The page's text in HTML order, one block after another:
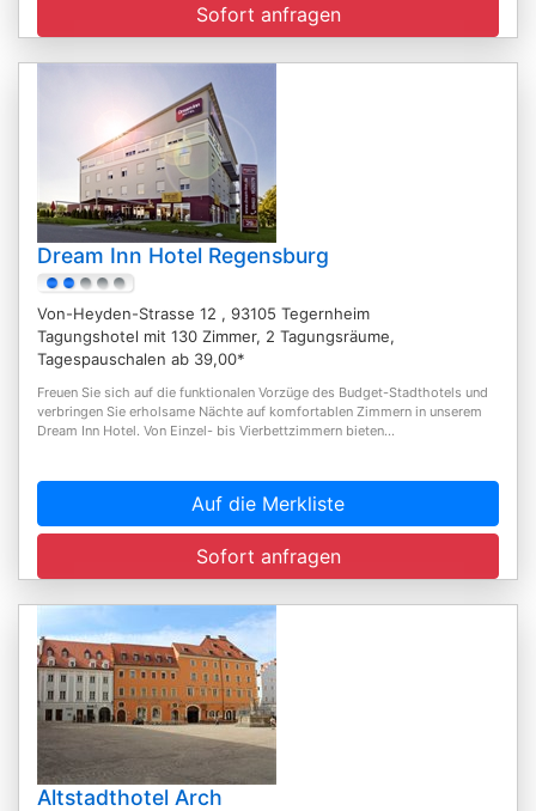
Sofort anfragen
Dream Inn Hotel Regensburg
Von-Heyden-Strasse 12 , 93105 Tegernheim
Tagungshotel mit 130 Zimmer, 2 Tagungsräume,
Tagespauschalen ab 39,00*
Freuen Sie sich auf die funktionalen Vorzüge des Budget-Stadthotels und
verbringen Sie erholsame Nächte auf komfortablen Zimmern in unserem
Dream Inn Hotel. Von Einzel- bis Vierbettzimmern bieten...
Auf die Merkliste
Sofort anfragen
Altstadthotel Arch